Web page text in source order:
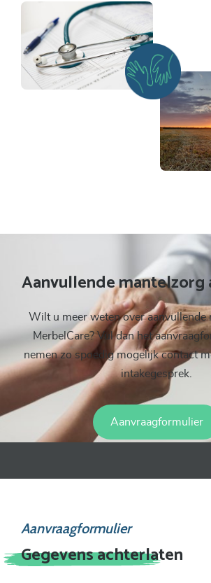
Aanvullende mantelzorg
Wilt u meer weten over aanvullende
MerbelCare? Vul dan het
nemen zo spoedig mogelijk contact
intakegesprek.
Aanvraagformulier
Aanvraagformulier
Gegevens achterlaten